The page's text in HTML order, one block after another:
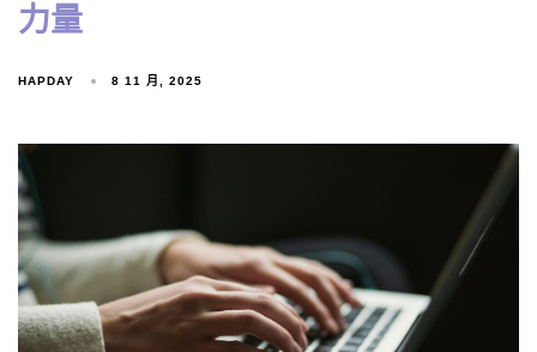
力量
HAPDAY 8 11 月, 2025